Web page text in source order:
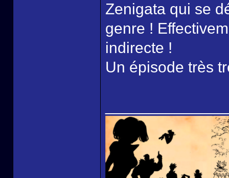
Zenigata qui se
genre !
indirecte !
Un épisode très